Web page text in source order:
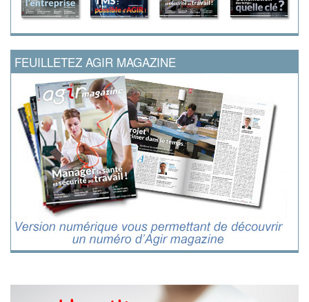
FEUILLETEZ AGIR MAGAZINE